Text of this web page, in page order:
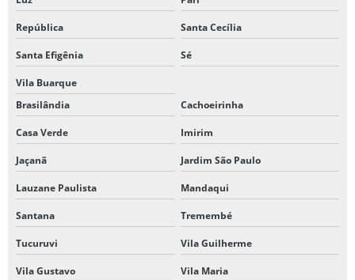
República Santa Cecília
Santa Efigênia Sé
Vila Buarque
Brasilândia
Cachoeirinha
Casa Verde Imirim
Jaçanã Jardim São Paulo
Lauzane Paulista Mandaqui
Santana Tremembé
Tucuruvi Vila Guilherme
Vila Gustavo Vila Maria